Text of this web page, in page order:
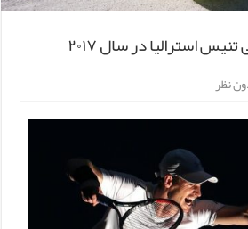
استرالیا در سال ۲۰۱۷
نظر